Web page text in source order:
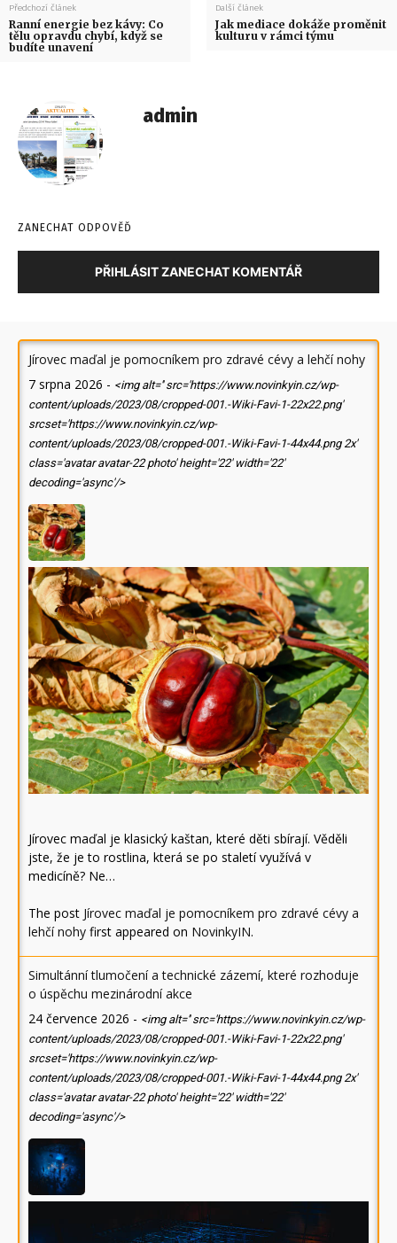
Předchozí článek
Ranní energie bez kávy: Co
tělu opravdu chybí, když se
budíte unavení
Další článek
Jak mediace dokáže proměnit
kulturu v rámci týmu
admin
ZANECHAT ODPOVĚĎ
PŘIHLÁSIT ZANECHAT KOMENTÁŘ
Jírovec maďal je pomocníkem pro zdravé cévy a lehčí nohy
7 srpna 2026 - <img alt='' src='https://www.novinkyin.cz/wp-
content/uploads/2023/08/cropped-001.-Wiki-Favi-1-22x22.png'
srcset='https://www.novinkyin.cz/wp-
content/uploads/2023/08/cropped-001.-Wiki-Favi-1-44x44.png 2x'
class='avatar avatar-22 photo' height='22' width='22'
decoding='async'/>
Jírovec maďal je klasický kaštan, které děti sbírají. Věděli
jste, že je to rostlina, která se po staletí využívá v
medicíně? Ne…
The post Jírovec maďal je pomocníkem pro zdravé cévy a
lehčí nohy first appeared on NovinkyIN.
Simultánní tlumočení a technické zázemí, které rozhoduje
o úspěchu mezinárodní akce
24 července 2026 - <img alt='' src='https://www.novinkyin.cz/wp-
content/uploads/2023/08/cropped-001.-Wiki-Favi-1-22x22.png'
srcset='https://www.novinkyin.cz/wp-
content/uploads/2023/08/cropped-001.-Wiki-Favi-1-44x44.png 2x'
class='avatar avatar-22 photo' height='22' width='22'
decoding='async'/>